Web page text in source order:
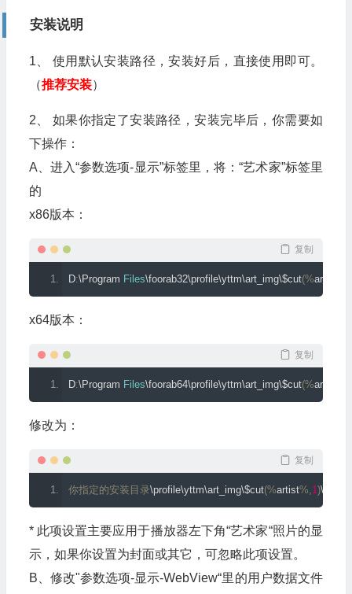
安装说明
1、 使用默认安装路径，安装好后，直接使用即可。
（推荐安装）
2、 如果你指定了安装路径，安装完毕后，你需要如
下操作：
A、进入“参数选项-显示”标签里，将：“艺术家”标签里
的
x86版本：
复制
D:\Program Files\foorab32\profile\yttm\art_img\$cut(%artist
x64版本：
复制
D:\Program Files\foorab64\profile\yttm\art_img\$cut(%artist
修改为：
复制
你指定的安装目录\profile\yttm\art_img\$cut(%artist%,1)
* 此项设置主要应用于播放器左下角“艺术家“照片的显
示，如果你设置为封面或其它，可忽略此项设置。
B、修改"参数选项-显示-WebView“里的用户数据文件